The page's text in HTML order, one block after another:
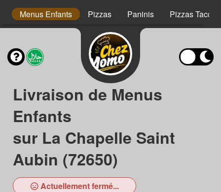
Menus Enfants Pizzas Paninis Pizzas Tacos
Livraison de Menus
Enfants
sur La Chapelle Saint
Aubin (72650)
Actuellement fermé...